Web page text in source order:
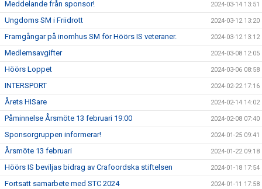
Meddelande från sponsor! 2024-03-14 13:51
Ungdoms SM i Friidrott 2024-03-12 13:20
Framgångar på inomhus SM för Höörs IS veteraner. 2024-03-12 13:12
Medlemsavgifter 2024-03-08 12:05
Höörs Loppet 2024-03-06 08:58
INTERSPORT 2024-02-22 17:16
Årets HISare 2024-02-14 14:02
Påminnelse Årsmöte 13 februari 19:00 2024-02-08 07:40
Sponsorgruppen informerar! 2024-01-25 09:41
Årsmöte 13 februari 2024-01-22 09:18
Höörs IS beviljas bidrag av Crafoordska stiftelsen 2024-01-18 17:54
Fortsatt samarbete med STC 2024 2024-01-11 17:58